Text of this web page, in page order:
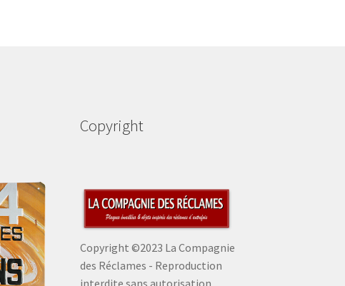
Copyright
Copyright ©2023 La Compagnie
des Réclames - Reproduction
interdite sans autorisation